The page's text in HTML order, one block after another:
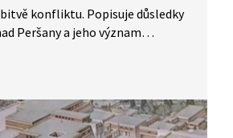
konfliktu. Popisuje důsledky
Peršany a jeho význam